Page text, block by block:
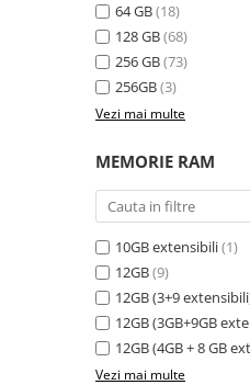
Navigații auto dedicate
Power station - Stații de energie
electrică portabile
Panouri solare portabile
Statii incarcare masini electrice
Media player cu Android
Produse resigilate
Termometre non contact
Aspiratoare robot, piese si
Piese de schimb telefoane
64 GB(18)
128 GB(68)
256 GB(73)
256GB(3)
Vezi mai multe
MEMORIE RAM
10GB extensibili(1)
12GB(9)
12GB (3+9
12GB (3GB+9GB
12GB (4GB + 8 GB
Vezi mai multe